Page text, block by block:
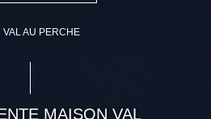
VAL AU PERCHE
MAISON VAL